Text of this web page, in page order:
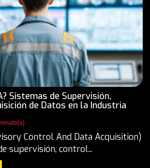
Sistemas de Supervisión,
de Datos en la Industria
Control And Data Acquisition)
supervisión, control...